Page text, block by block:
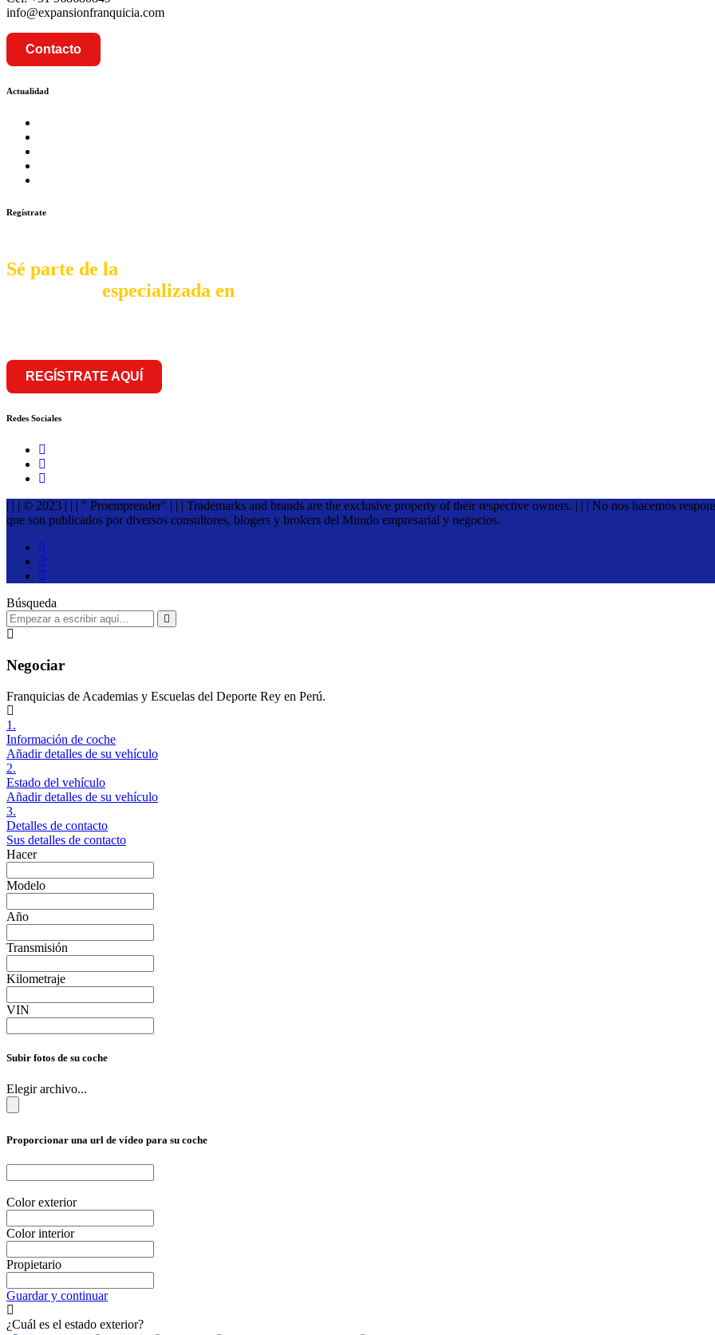
info@expansionfranquicia.com
Contacto
Actualidad
Regístrate
Sé parte de la
especializada en
REGÍSTRATE AQUÍ
Redes Sociales
| | | © 2023 | | | " Proemprender" | | | Trademarks and brands are the exclusive property of their respective owners. | | | No nos hacemos
que son publicados por diversos consultores, blogers y brokers del Mundo empresarial y negocios.
Búsqueda
Negociar
Franquicias de Academias y Escuelas del Deporte Rey en Perú.
1.
Información de coche
Añadir detalles de su vehículo
2.
Estado del vehículo
Añadir detalles de su vehículo
3.
Detalles de contacto
Sus detalles de contacto
Hacer
Modelo
Año
Transmisión
Kilometraje
VIN
Subir fotos de su coche
Elegir archivo...
Proporcionar una url de vídeo para su coche
Color exterior
Color interior
Propietario
Guardar y continuar
¿Cuál es el estado exterior?